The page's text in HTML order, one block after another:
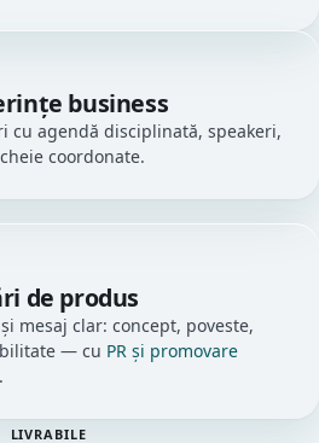
business
cu agendă disciplinată, speakeri,
coordonate.
de produs
mesaj clar: concept, poveste,
— cu PR și promovare
LIVRABILE